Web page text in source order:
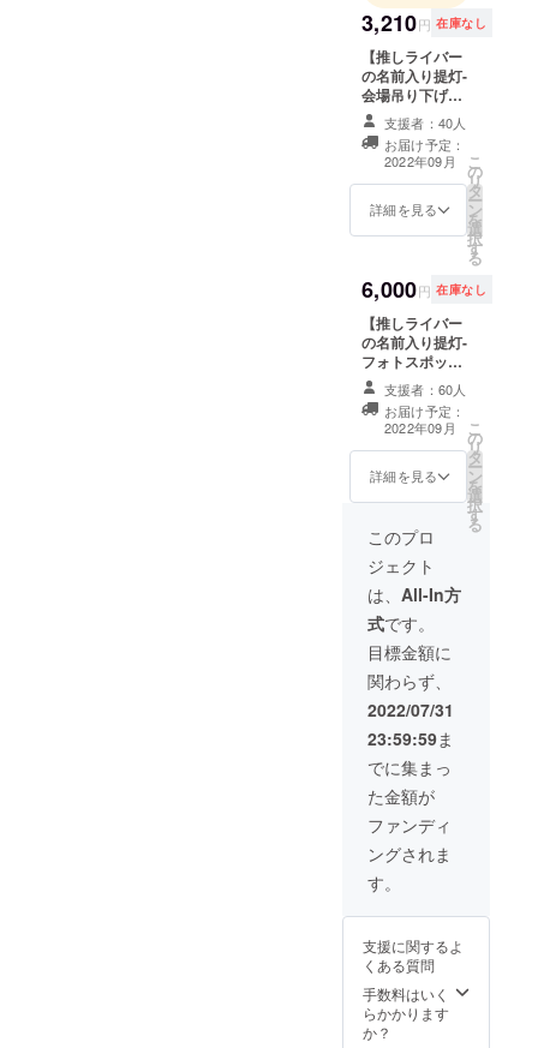
3,210円 在庫なし
【推しライバー
の名前入り提灯-
会場吊り下げ】
表面にお好きな
321ライバーの
お名前、 裏面に
出資者様のお名
前を書いた提灯
を会場の天井か
終了後、出資者
様のご住所へご
発送いたしま
す。 （フォトス
ポットと違い、
綺麗にお写真が
撮れない可能性
がございます。
あらかじめご了
【備考欄に、以
下の質問へのご
ださい】 ①[表
321ライバー名
②[裏面]に載せ
たいご自身のお
名前 ※本名以
外でも構いませ
ん。お好きなお
名前をご記入く
ださい。 ※提
灯サイズの都合
上、12文字以内
でお願いいたし
ます。 ③イベン
ト終了後、提灯
の発送を希望さ
れない場合はお
伝えください。
ーーーーーーー
ーーーーーーー
ー ■提灯サイズ
9号丸型
（φ24cm×h33c
m）予定 ■その
他 ・載せられる
ライバー名は、
支援者：40人
お届け予定：
2022年09月
詳細を見る
こ
の
リ
タ
ー
ン
を
選
択
す
る
6,000円 在庫なし
【推しライバー
の名前入り提灯-
フォトスポッ
ト】 表面にお好
きな321ライ
バーのお名前、
裏面に出資者様
のお名前を書い
た提灯を会場の
す。 飾った提灯
はイベント終了
後、出資者様の
ご住所へご発送
いたします。
【備考欄に、以
下の質問へのご
回答をご記入く
ださい】 ①[表
面]に載せたい
②[裏面]に載せ
たいご自身のお
名前 ※本名以
外でも構いませ
ん。お好きなお
名前をご記入く
ださい。 ※提
灯サイズの都合
上、12文字以内
でお願いいたし
ます。 ③イベン
ト終了後、提灯
の発送を希望さ
れない場合はお
伝えください。
ーーーーーーー
支援者：60人
お届け予定：
2022年09月
詳細を見る
こ
の
リ
タ
ー
ン
を
選
択
す
る
このプロ
ジェクト
は、 All-In方
式です。
目標金額に
関わらず、
2022/07/31
23:59:59ま
でに集まっ
た金額が
ファンディ
ングされま
す。
支援に関するよ
くある質問
手数料はいく
らかかります
か？